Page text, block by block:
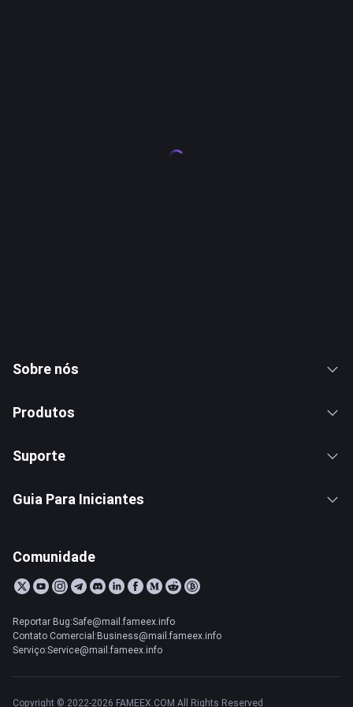
Sobre nós
Produtos
Suporte
Guia Para Iniciantes
Comunidade
Reportar Bug:Safe@mail.fameex.info
Contato Comercial:Business@mail.fameex.info
Serviço:Service@mail.fameex.info
Copyright © 2022-2026 FAMEEX.COM All Rights Reserved